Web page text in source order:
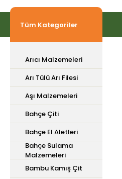
Tüm Kategoriler
Arıcı Malzemeleri
Arı Tülü Arı Filesi
Aşı Malzemeleri
Bahçe Çiti
Bahçe El Aletleri
Bahçe Sulama
Malzemeleri
Bambu Kamış Çit